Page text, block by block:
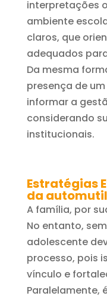
interpretações
ambiente
claros, que
adequados
Da mesma
presença de
informar a
considerando
institucionais.
Estratégias
da
A família, por
No entanto,
adolescente
processo, pois
vínculo e
Paralelamente,